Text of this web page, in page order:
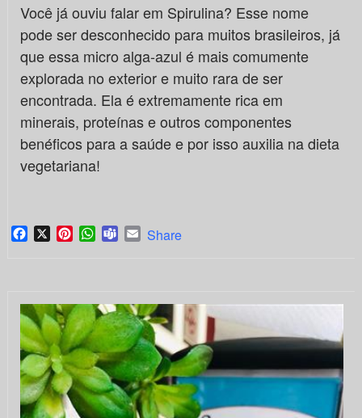
Você já ouviu falar em Spirulina? Esse nome
pode ser desconhecido para muitos brasileiros, já
que essa micro alga-azul é mais comumente
explorada no exterior e muito rara de ser
encontrada. Ela é extremamente rica em
minerais, proteínas e outros componentes
benéficos para a saúde e por isso auxilia na dieta
vegetariana!
Facebook
X PinterestWhatsApp
TeamsEmail
Share